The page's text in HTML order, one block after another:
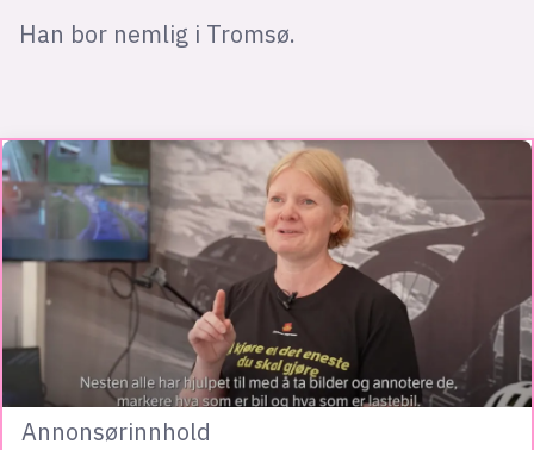
Han bor nemlig i Tromsø.
Annonsørinnhold